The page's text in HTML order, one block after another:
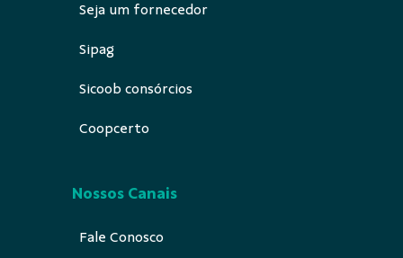
Seja um fornecedor
Sipag
Sicoob consórcios
Coopcerto
Nossos Canais
Fale Conosco